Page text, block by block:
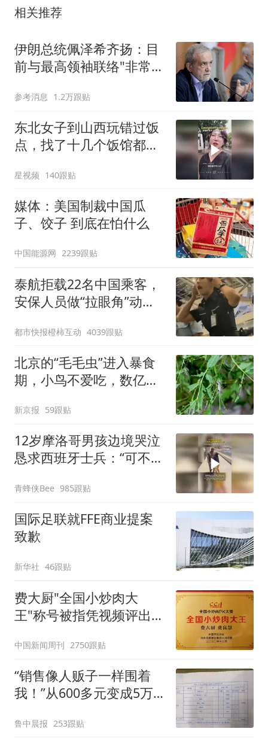
相关推荐
伊朗总统佩泽希齐扬：目
前与最高领袖联络"非常困
参考消息 1.2万跟贴
东北女子到山西玩错过饭
点，找了十几个饭馆都没
星视频 140跟贴
媒体：美国制裁中国瓜
子、饺子 到底在怕什么
中国能源网 2239跟贴
泰航拒载22名中国乘客，
安保人员做“拉眼角”动
拒绝登机决定由航司作
出；亲历者：曾承诺免费
改签但没兑现
都市快报橙柿互动 4039跟贴
北京的“毛毛虫”进入暴食
期，小鸟不爱吃，数亿头
新京报 59跟贴
12岁摩洛哥男孩边境哭泣
恳求西班牙士兵：“可不可
青蜂侠Bee 985跟贴
国际足联就FFE商业提案
致歉
新华社 46跟贴
费大厨"全国小炒肉大
王"称号被指凭视频评出
中国新闻周刊 2750跟贴
“销售像人贩子一样围着
我！”从600多元变成5万
后眼睛肿到流泪、视物模
鲁中晨报 253跟贴